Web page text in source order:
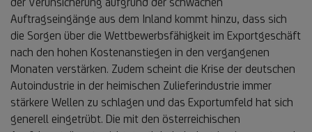
Auftragseingänge aus dem Inland kommt hinzu, dass sich
die Sorgen über die Wettbewerbsfähigkeit im Exportgeschäft
nach den hohen Kostenanstiegen in den vergangenen
Monaten verstärken. Zudem scheint die Krise der deutschen
Autoindustrie in der heimischen Zulieferindustrie immer
stärkere Wellen zu schlagen und das Exportumfeld hat sich
generell eingetrübt. Die mit den österreichischen